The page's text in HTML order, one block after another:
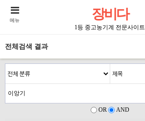
장비다
1등 중고농기계 전문사이트
메뉴
전체검색 결과
OR AND